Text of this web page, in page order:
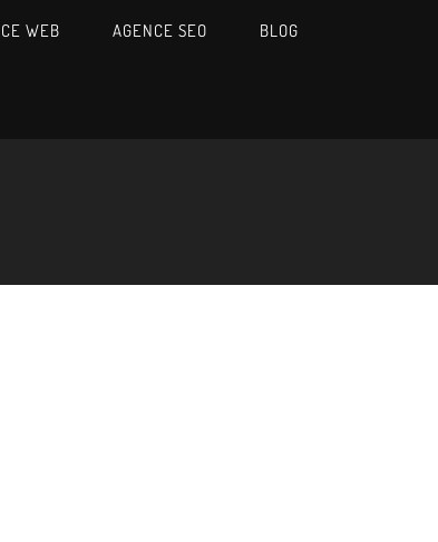
WEB AGENCE SEO BLOG